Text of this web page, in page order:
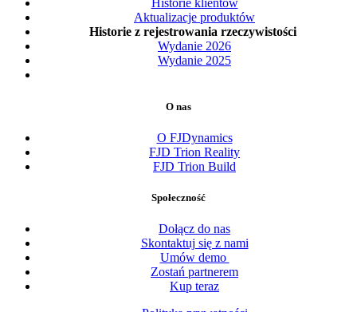
Historie klientów
Aktualizacje produktów
Historie z rejestrowania rzeczywistości
Wydanie 2026
Wydanie 2025
O nas
O FJDynamics
FJD Trion Reality
FJD Trion Build
Społeczność
Dołącz do nas
Skontaktuj się z nami
Umów demo
Zostań partnerem
Kup teraz